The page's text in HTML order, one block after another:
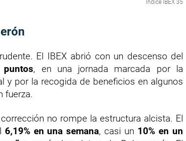
Índice IBEX 35
El IBEX abrió con un descenso del
puntos, en una jornada marcada por la
y por la recogida de beneficios en algunos
fuerza.
no rompe la estructura alcista. El
6,19% en una semana, casi un 10% en un